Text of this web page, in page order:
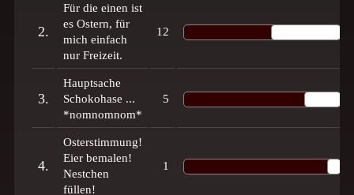
2.
Für die einen ist
es Ostern, für
mich einfach
nur Freizeit.
12
3.
Hauptsache
Schokohase ...
*nomnomnom*
5
4.
Osterstimmung!
Eier bemalen!
Nestchen
füllen!
1